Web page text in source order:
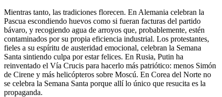
Mientras tanto, las tradiciones florecen. En Alemania celebran la
Pascua escondiendo huevos como si fueran facturas del partido
bávaro, y recogiendo agua de arroyos que, probablemente, estén
contaminados por su propia eficiencia industrial. Los protestantes,
fieles a su espíritu de austeridad emocional, celebran la Semana
Santa sintiendo culpa por estar felices. En Rusia, Putin ha
reinventado el Vía Crucis para hacerlo más patriótico: menos Simón
de Cirene y más helicópteros sobre Moscú. En Corea del Norte no
se celebra la Semana Santa porque allí lo único que resucita es la
propaganda.